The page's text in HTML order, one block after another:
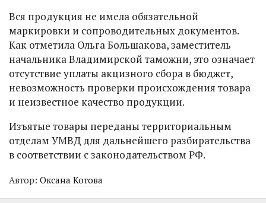
Вся продукция не имела обязательной
маркировки и сопроводительных документов.
Как отметила Ольга Большакова, заместитель
начальника Владимирской таможни, это означает
отсутствие уплаты акцизного сбора в бюджет,
невозможность проверки происхождения товара
и неизвестное качество продукции.
Изъятые товары переданы территориальным
отделам УМВД для дальнейшего разбирательства
в соответствии с законодательством РФ.
Автор: Оксана Котова